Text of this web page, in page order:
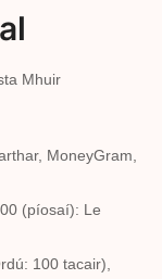
Mhuir
MoneyGram,
(píosaí): Le
100 tacair),